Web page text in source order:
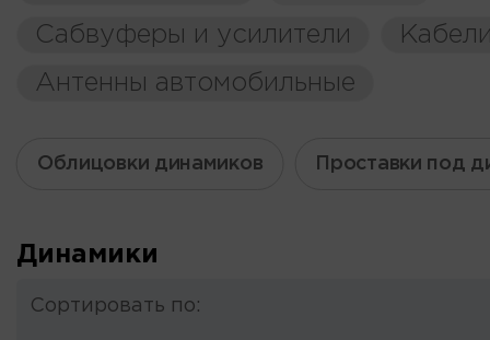
Сабвуферы и усилители
Антенны автомобильные
Облицовки динамиков Проставки под
Динамики
Сортировать по: